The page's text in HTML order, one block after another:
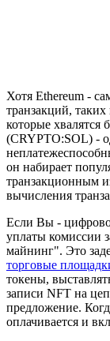
Хотя Ethereum -
транзакций,
которые хвалятся
(CRYPTO:SOL) -
он набирает
транзакционным
вычисления
Если Вы -
уплаты комиссии
майнинг". Это
торговые
токены,
записи NFT на
предложение.
оплачивается и